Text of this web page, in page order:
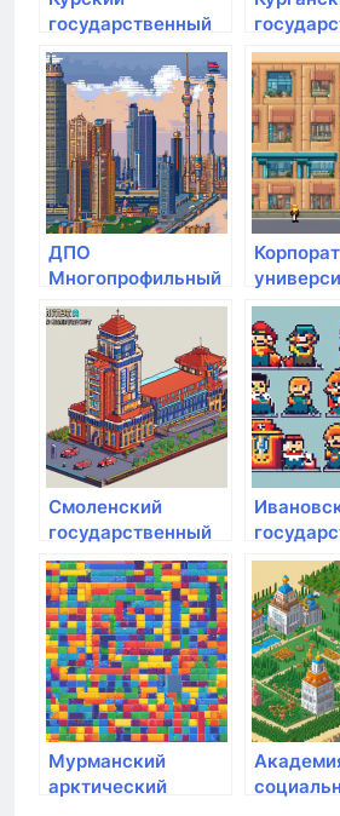
государственный
аграрный
университет им.
И.И. Иванова
ДПО
Многопрофильный
университет
инновационных
технологий
развития
Смоленский
государственный
университет
спорта
Мурманский
арктический